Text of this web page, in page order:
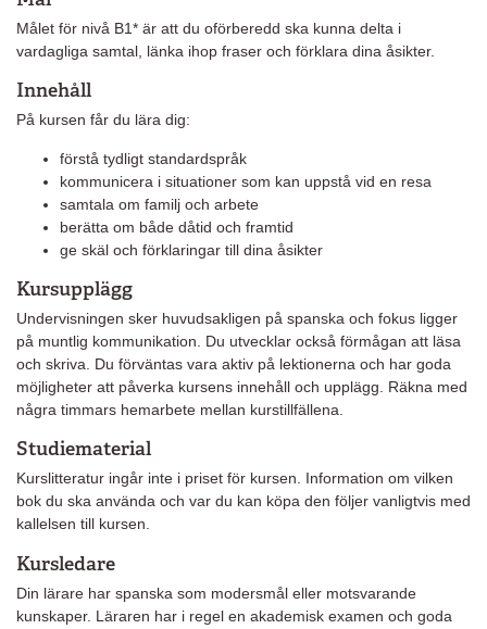
Målet för nivå B1* är att du oförberedd ska kunna delta i
vardagliga samtal, länka ihop fraser och förklara dina åsikter.
Innehåll
På kursen får du lära dig:
förstå tydligt standardspråk
kommunicera i situationer som kan uppstå vid en resa
samtala om familj och arbete
berätta om både dåtid och framtid
ge skäl och förklaringar till dina åsikter
Kursupplägg
Undervisningen sker huvudsakligen på spanska och fokus ligger
på muntlig kommunikation. Du utvecklar också förmågan att läsa
och skriva. Du förväntas vara aktiv på lektionerna och har goda
möjligheter att påverka kursens innehåll och upplägg. Räkna med
några timmars hemarbete mellan kurstillfällena.
Studiematerial
Kurslitteratur ingår inte i priset för kursen. Information om vilken
bok du ska använda och var du kan köpa den följer vanligtvis med
kallelsen till kursen.
Kursledare
Din lärare har spanska som modersmål eller motsvarande
kunskaper. Läraren har i regel en akademisk examen och goda